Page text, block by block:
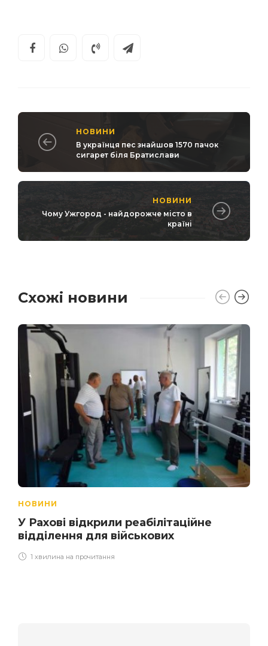
НОВИНИ
В українця пес знайшов 1570 пачок
сигарет біля Братислави
НОВИНИ
Чому Ужгород - найдорожче місто в
країні
Схожі новини
НОВИНИ
У Рахові відкрили реабілітаційне
відділення для військових
1 хвилина на прочитання